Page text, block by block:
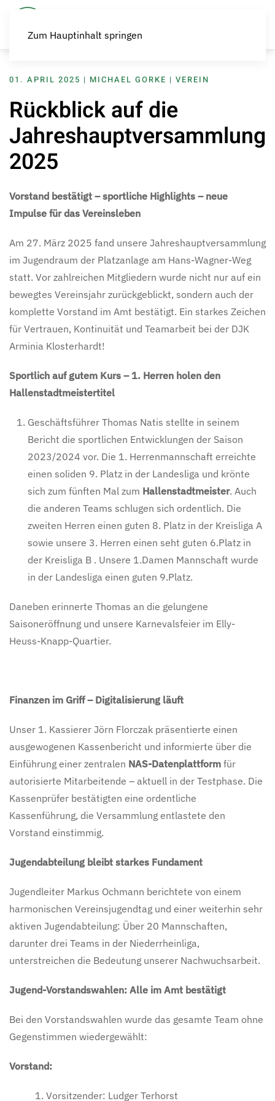
Zum Hauptinhalt springen
01. APRIL 2025 | MICHAEL GORKE | VEREIN
Rückblick auf die
Jahreshauptversammlung
2025
Vorstand bestätigt – sportliche Highlights – neue
Impulse für das Vereinsleben
Am 27. März 2025 fand unsere Jahreshauptversammlung
im Jugendraum der Platzanlage am Hans-Wagner-Weg
statt. Vor zahlreichen Mitgliedern wurde nicht nur auf ein
bewegtes Vereinsjahr zurückgeblickt, sondern auch der
komplette Vorstand im Amt bestätigt. Ein starkes Zeichen
für Vertrauen, Kontinuität und Teamarbeit bei der DJK
Arminia Klosterhardt!
Sportlich auf gutem Kurs – 1. Herren holen den
Hallenstadtmeistertitel
Geschäftsführer Thomas Natis stellte in seinem
Bericht die sportlichen Entwicklungen der Saison
2023/2024 vor. Die 1. Herrenmannschaft erreichte
einen soliden 9. Platz in der Landesliga und krönte
sich zum fünften Mal zum Hallenstadtmeister. Auch
die anderen Teams schlugen sich ordentlich. Die
zweiten Herren einen guten 8. Platz in der Kreisliga A
sowie unsere 3. Herren einen seht guten 6.Platz in
der Kreisliga B . Unsere 1.Damen Mannschaft wurde
in der Landesliga einen guten 9.Platz.
Daneben erinnerte Thomas an die gelungene
Saisoneröffnung und unsere Karnevalsfeier im Elly-
Heuss-Knapp-Quartier.
Finanzen im Griff – Digitalisierung läuft
Unser 1. Kassierer Jörn Florczak präsentierte einen
ausgewogenen Kassenbericht und informierte über die
Einführung einer zentralen NAS-Datenplattform für
autorisierte Mitarbeitende – aktuell in der Testphase. Die
Kassenprüfer bestätigten eine ordentliche
Kassenführung, die Versammlung entlastete den
Vorstand einstimmig.
Jugendabteilung bleibt starkes Fundament
Jugendleiter Markus Ochmann berichtete von einem
harmonischen Vereinsjugendtag und einer weiterhin sehr
aktiven Jugendabteilung: Über 20 Mannschaften,
darunter drei Teams in der Niederrheinliga,
unterstreichen die Bedeutung unserer Nachwuchsarbeit.
Jugend-Vorstandswahlen: Alle im Amt bestätigt
Bei den Vorstandswahlen wurde das gesamte Team ohne
Gegenstimmen wiedergewählt:
Vorstand:
Vorsitzender: Ludger Terhorst